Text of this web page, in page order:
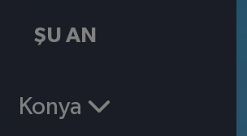
ŞU AN
Konya